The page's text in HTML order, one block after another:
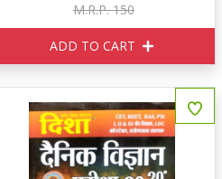
M.R.P. 150
ADD TO CART